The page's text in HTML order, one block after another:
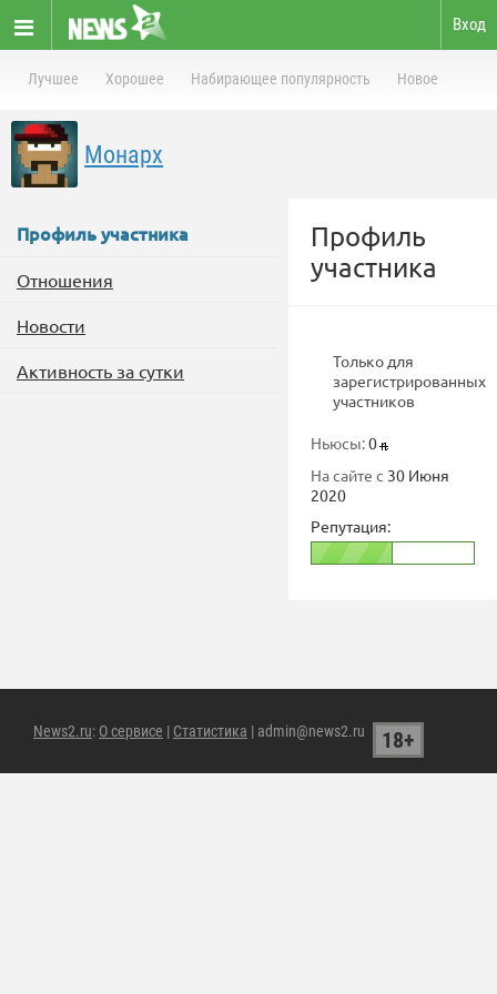
Вход
Лучшее Хорошее Набирающее популярность Новое
Монарх
Профиль участника
Отношения
Новости
Активность за сутки
Профиль
участника
Только для
зарегистрированных
участников
Ньюсы:0
На сайте с 30 Июня
2020
Репутация:
News2.ru: О сервисе | Статистика | admin@news2.ru 18+